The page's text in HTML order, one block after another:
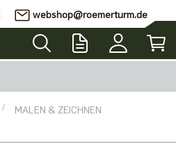
webshop@roemerturm.de
MALEN & ZEICHNEN